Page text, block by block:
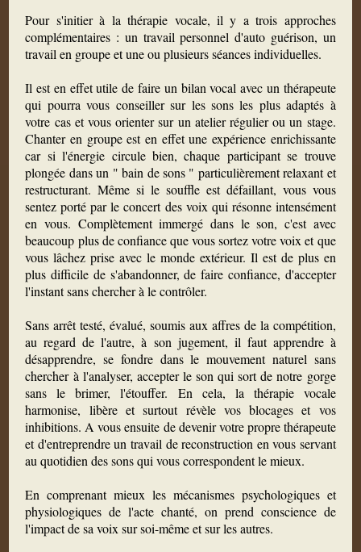
Pour s'initier à la thérapie vocale, il y a trois approches
complémentaires : un travail personnel d'auto guérison, un
travail en groupe et une ou plusieurs séances individuelles.
Il est en effet utile de faire un bilan vocal avec un thérapeute
qui pourra vous conseiller sur les sons les plus adaptés à
votre cas et vous orienter sur un atelier régulier ou un stage.
Chanter en groupe est en effet une expérience enrichissante
car si l'énergie circule bien, chaque participant se trouve
plongée dans un " bain de sons " particulièrement relaxant et
restructurant. Même si le souffle est défaillant, vous vous
sentez porté par le concert des voix qui résonne intensément
en vous. Complètement immergé dans le son, c'est avec
beaucoup plus de confiance que vous sortez votre voix et que
vous lâchez prise avec le monde extérieur. Il est de plus en
plus difficile de s'abandonner, de faire confiance, d'accepter
l'instant sans chercher à le contrôler.
Sans arrêt testé, évalué, soumis aux affres de la compétition,
au regard de l'autre, à son jugement, il faut apprendre à
désapprendre, se fondre dans le mouvement naturel sans
chercher à l'analyser, accepter le son qui sort de notre gorge
sans le brimer, l'étouffer. En cela, la thérapie vocale
harmonise, libère et surtout révèle vos blocages et vos
inhibitions. A vous ensuite de devenir votre propre thérapeute
et d'entreprendre un travail de reconstruction en vous servant
au quotidien des sons qui vous correspondent le mieux.
En comprenant mieux les mécanismes psychologiques et
physiologiques de l'acte chanté, on prend conscience de
l'impact de sa voix sur soi-même et sur les autres.